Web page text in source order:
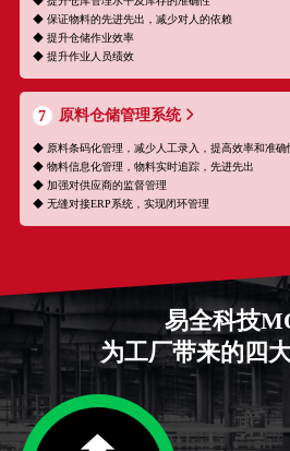
◆ 保证物料的先进先出，减少对人的依赖
◆ 提升仓储作业效率
◆ 提升作业人员绩效
7 原料仓储管理系统
◆ 原料条码化管理，减少人工录入，提高效率和准确
◆ 物料信息化管理，物料实时追踪，先进先出
◆ 加强对供应商的监督管理
◆ 无缝对接ERP系统，实现闭环管理
易全科技
为工厂带来的四